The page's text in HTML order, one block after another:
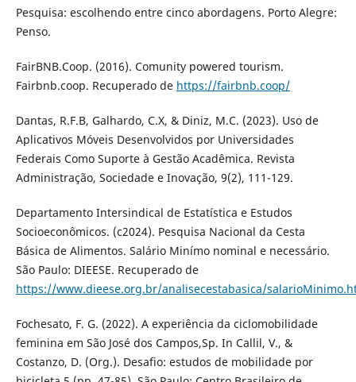
Pesquisa: escolhendo entre cinco abordagens. Porto Alegre:
Penso.
FairBNB.Coop. (2016). Comunity powered tourism.
Fairbnb.coop. Recuperado de https://fairbnb.coop/
Dantas, R.F.B, Galhardo, C.X, & Diniz, M.C. (2023). Uso de
Aplicativos Móveis Desenvolvidos por Universidades
Federais Como Suporte à Gestão Acadêmica. Revista
Administração, Sociedade e Inovação, 9(2), 111-129.
Departamento Intersindical de Estatística e Estudos
Socioeconômicos. (c2024). Pesquisa Nacional da Cesta
Básica de Alimentos. Salário Minímo nominal e necessário.
São Paulo: DIEESE. Recuperado de
https://www.dieese.org.br/analisecestabasica/
Fochesato, F. G. (2022). A experiência da ciclomobilidade
feminina em São José dos Campos,Sp. In Callil, V., &
Costanzo, D. (Org.). Desafio: estudos de mobilidade por